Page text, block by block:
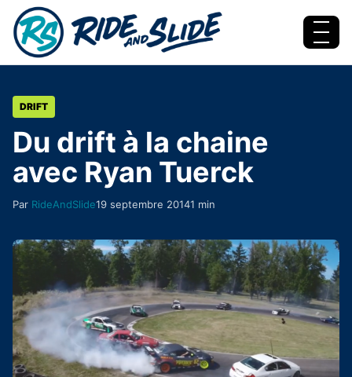
Aller au contenu
Menu
DRIFT
Du drift à la chaine
avec Ryan Tuerck
Par RideAndSlide19 septembre 20141 min